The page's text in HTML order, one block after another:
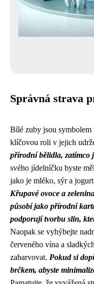
Správná strava
Bílé zuby jsou symbolem
klíčovou roli v jejich
přírodní bělidla, zatímco
svého jídelníčku byste
jako je mléko, sýr a
Křupavé ovoce a
působí jako přírodní
podporují tvorbu slin,
Naopak se vyhýbejte
červeného vína a
zabarvovat. Pokud si
brčkem, abyste